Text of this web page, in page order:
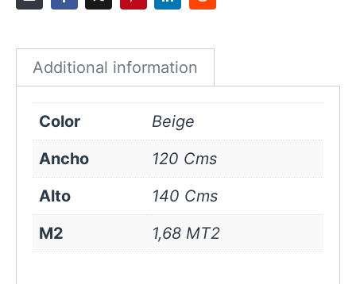
Additional information
Color
Beige
Ancho
120 Cms
Alto
140 Cms
M2
1,68 MT2